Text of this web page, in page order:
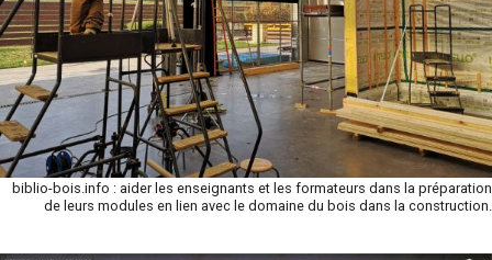
biblio-bois.info : aider les enseignants et les formateurs dans la préparation
de leurs modules en lien avec le domaine du bois dans la construction.